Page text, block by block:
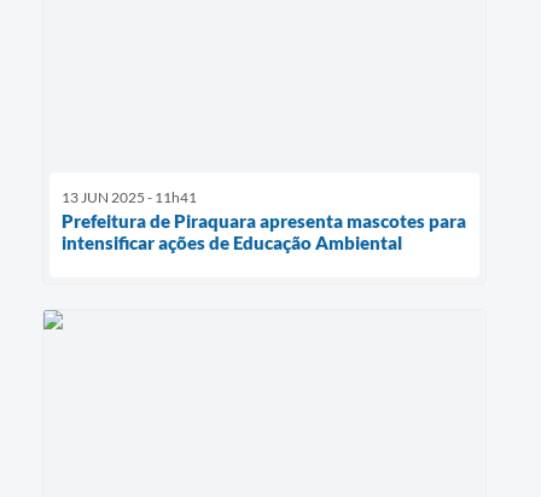
13 JUN 2025 - 11h41
Prefeitura de Piraquara apresenta mascotes para
intensificar ações de Educação Ambiental